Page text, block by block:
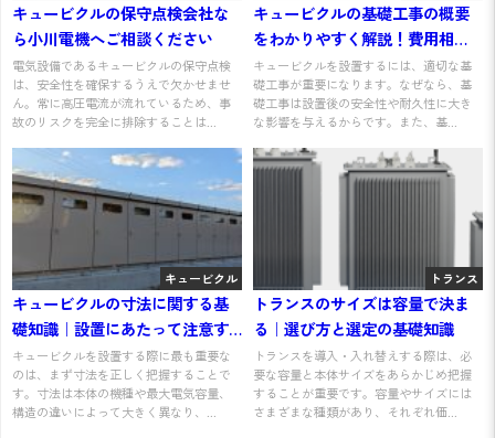
キュービクルの保守点検会社な
ら小川電機へご相談ください
電気設備であるキュービクルの保守点検
は、安全性を確保するうえで欠かせませ
ん。常に高圧電流が流れているため、事
故のリスクを完全に排除することは...
キュービクルの基礎工事の概要
をわかりやすく解説！費用相
場・工事の流れと期間
キュービクルを設置するには、適切な基
礎工事が重要になります。なぜなら、基
礎工事は設置後の安全性や耐久性に大き
な影響を与えるからです。また、基...
キュービクル
キュービクルの寸法に関する基
礎知識｜設置にあたって注意す
べきことを解説
キュービクルを設置する際に最も重要な
のは、まず寸法を正しく把握することで
す。寸法は本体の機種や最大電気容量、
構造の違いによって大きく異なり、...
トランス
トランスのサイズは容量で決ま
る｜選び方と選定の基礎知識
トランスを導入・入れ替えする際は、必
要な容量と本体サイズをあらかじめ把握
することが重要です。容量やサイズには
さまざまな種類があり、それぞれ価...